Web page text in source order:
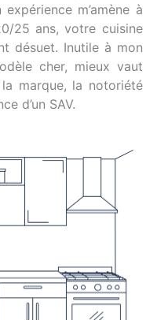
m’amène à
25 ans, votre cuisine
désuet. Inutile à mon
cher, mieux vaut
marque, la notoriété
d’un SAV.